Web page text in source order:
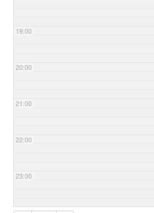
19:00
20:00
21:00
22:00
23:00